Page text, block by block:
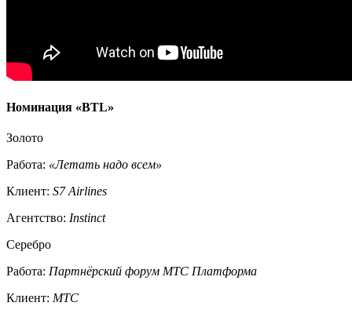
Номинация «BTL»
Золото
Работа: «Летать надо всем»
Клиент: S7 Airlines
Агентство: Instinct
Серебро
Работа: Партнёрский форум МТС Платформа
Клиент: МТС